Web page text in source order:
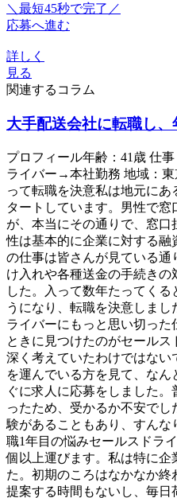
＼最短45秒で完了／
応募へ進む
詳しく
見る
関連するコラム
大手配送会社に転職し
プロフィール年齢：41歳 仕
ライバー→本社勤務 地域：
って転職を決意私は地元に
タートしています。男性で
が、本当にその通りで、窓
性は基本的に企業に対する融
の仕事は皆さんが見ている
け入れや各種送金の手続き
した。入って数年たってく
うになり、転職を決意しま
ライバーにもっと思い切っ
ときに見つけたのがセールス
深く考えていたわけではな
を運んでいる方を見て、な
ぐに求人に応募をしました
ったため、受かるか不安で
験があることもあり、すん
職1年目の悩みセールスドラ
個以上運びます。私は特に企
た。初期のころはなかなか
提案する時間もないし、毎日